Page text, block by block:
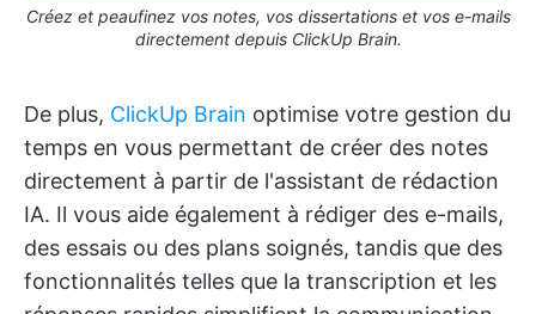
Créez et peaufinez vos notes, vos dissertations et vos e-mails
directement depuis ClickUp Brain.
De plus, ClickUp Brain optimise votre gestion du
temps en vous permettant de créer des notes
directement à partir de l'assistant de rédaction
IA. Il vous aide également à rédiger des e-mails,
des essais ou des plans soignés, tandis que des
fonctionnalités telles que la transcription et les